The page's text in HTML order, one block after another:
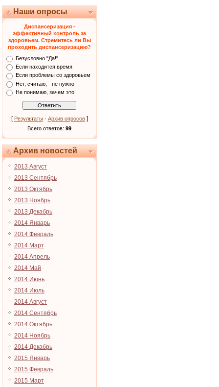
Наши опросы
Диспансеризация -
эффективный контроль за
здоровьем. Стремитесь ли Вы
проходить диспансеризацию?
Безусловно "Да!"
Если находится время
Если проблемы со здоровьем
Нет, считаю, - не нужно
Не понимаю, зачем это
[ Результаты· Архив опросов]
Всего ответов: 99
Архив новостей
2013 Август
2013 Сентябрь
2013 Октябрь
2013 Ноябрь
2013 Декабрь
2014 Январь
2014 Февраль
2014 Март
2014 Апрель
2014 Май
2014 Июнь
2014 Июль
2014 Август
2014 Сентябрь
2014 Октябрь
2014 Ноябрь
2014 Декабрь
2015 Январь
2015 Февраль
2015 Март